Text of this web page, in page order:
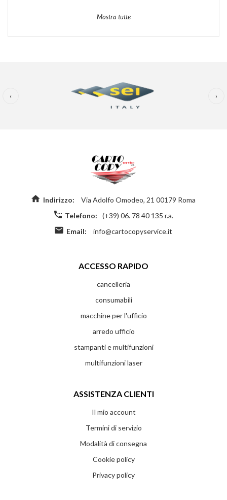
Mostra tutte
‹ ›
Indirizzo:
Via Adolfo Omodeo, 21 00179 Roma
Telefono:
(+39) 06. 78 40 135 r.a.
Email:
info@cartocopyservice.it
ACCESSO RAPIDO
cancelleria
consumabili
macchine per l'ufficio
arredo ufficio
stampanti e multifunzioni
multifunzioni laser
ASSISTENZA CLIENTI
Il mio account
Termini di servizio
Modalità di consegna
Cookie policy
Privacy policy